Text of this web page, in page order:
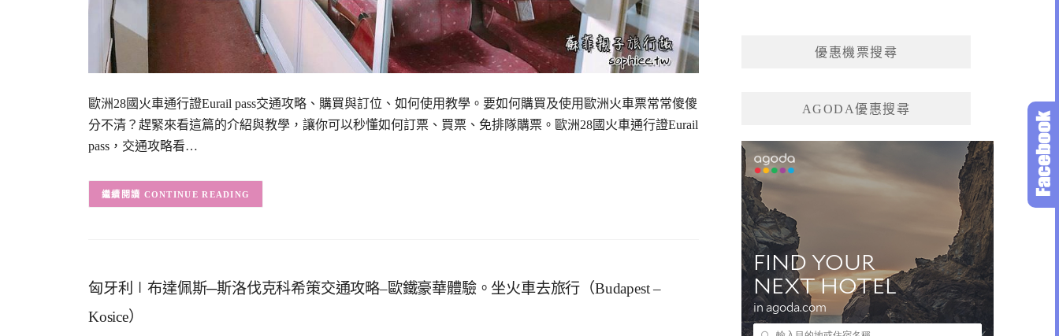
歐洲28國火車通行證Eurail pass交通攻略、購買與訂位、如何使用教學。要如何購買及使用歐洲火車票常常傻傻
分不清？趕緊來看這篇的介紹與教學，讓你可以秒懂如何訂票、買票、免排隊購票。歐洲28國火車通行證Eurail
pass，交通攻略看…
CONTINUE READING
匈牙利∣布達佩斯─斯洛伐克科希策交通攻略–歐鐵豪華體驗。坐火車去旅行（Budapest –
Kosice）
優惠機票搜尋
AGODA優惠搜尋